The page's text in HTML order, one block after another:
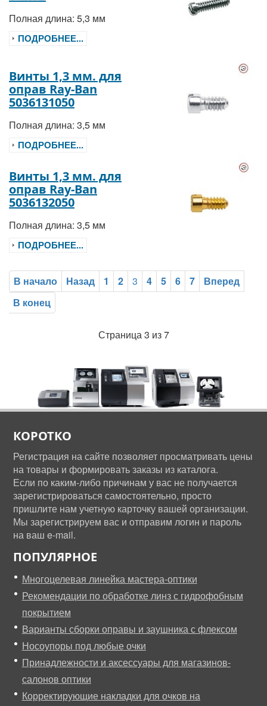
Полная длина: 5,3 мм
ПОДРОБНЕЕ...
Винты 1,3 мм. для
оправ Ray-Ban
5036131050
Полная длина: 3,5 мм
ПОДРОБНЕЕ...
Винты 1,3 мм. для
оправ Ray-Ban
5036132050
Полная длина: 3,5 мм
ПОДРОБНЕЕ...
В начало Назад 1 2 3 4 5 6 7
Вперед
В конец
Страница 3 из 7
КОРОТКО
Регистрация на сайте позволяет просматривать цены
на товары и формировать заказы из каталога.
Если по каким-либо причинам у вас не получается
зарегистрироваться самостоятельно, просто
пришлите нам учетную карточку вашей организации.
Мы зарегистрируем вас и отправим логин и пароль
на ваш e-mail.
ПОПУЛЯРНОЕ
Многоцелевая линейка мастера-оптики
Рекомендации по обработке линз с гидрофобным
покрытием
Варианты сборки оправы и заушника с флексом
Носоупоры под любые очки
Принадлежности и аксессуары для магазинов-
салонов оптики
Корректирующие накладки для очков на